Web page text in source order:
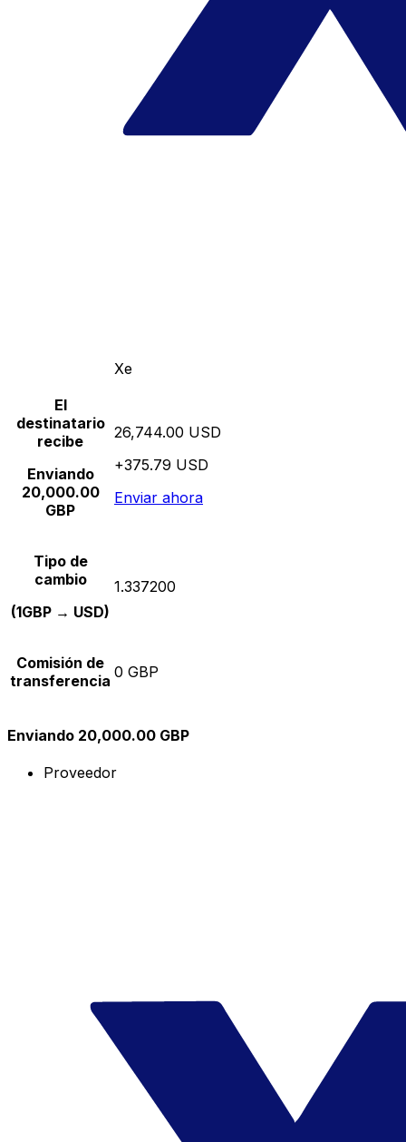
Xe
El
destinatario
recibe
Enviando
20,000.00
GBP
26,744.00 USD
+375.79 USD
Enviar ahora
Tipo de
cambio
(1GBP → USD)
1.337200
Comisión de
transferencia 0 GBP
Enviando 20,000.00 GBP
Proveedor